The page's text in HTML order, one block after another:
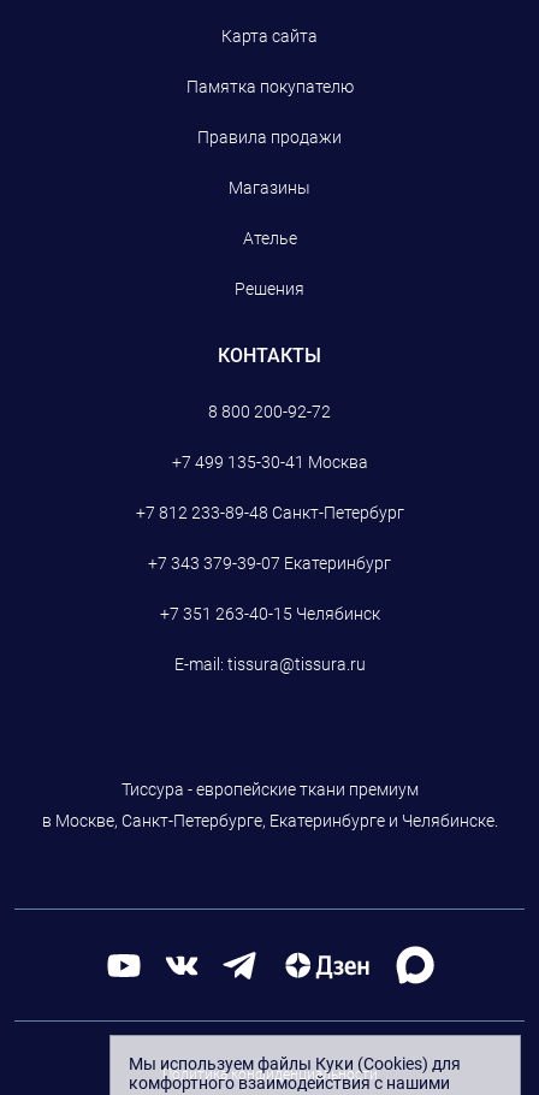
Карта сайта
Памятка покупателю
Правила продажи
Магазины
Ателье
Решения
КОНТАКТЫ
8 800 200-92-72
+7 499 135-30-41 Москва
+7 812 233-89-48 Санкт-Петербург
+7 343 379-39-07 Екатеринбург
+7 351 263-40-15 Челябинск
E-mail: tissura@tissura.ru
Тиссура - европейские ткани премиум
в Москве, Санкт-Петербурге, Екатеринбурге и Челябинске.
Политика конфиденциальности
Мы используем файлы Куки (Cookies) для
комфортного взаимодействия с нашими